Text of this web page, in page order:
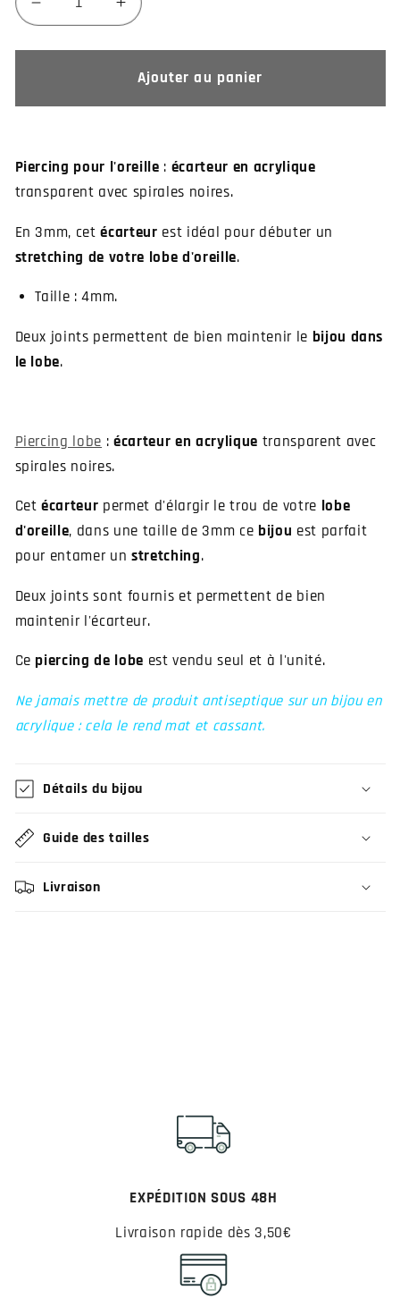
Réduire
la
quantité
pour
écarter
lobe
Augmenter
la
quantité
de
pour
écarter
lobe
Ajouter au panier
Piercing pour l'oreille : écarteur en acrylique
transparent avec spirales noires.
En 3mm, cetécarteur est idéal pour débuter un
stretching de votre lobe d'oreille.
Taille : 4mm.
Deux joints permettent de bien maintenir le bijou dans
le lobe.
Piercing lobe :écarteur en acrylique transparent avec
spirales noires.
Cetécarteur permet d'élargir le trou de votre lobe
d'oreille, dans une taille de 3mm ce bijou est parfait
pour entamer unstretching.
Deux joints sont fournis et permettent de bien
maintenir l'écarteur.
Ce piercing de lobe est vendu seul et à l'unité.
Ne jamais mettre de produit antiseptique sur un bijou en
acrylique : cela le rend mat et cassant.
Détails du bijou
Guide des tailles
Livraison
EXPÉDITION SOUS 48H
Livraison rapide dès 3,50€